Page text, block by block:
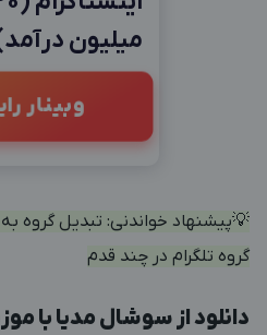
میلیون
وبینار
💡پیشنهاد خواندنی: تبدیل گروه به
گروه تلگرام در چند قدم
دانلود از سوشال مدیا با